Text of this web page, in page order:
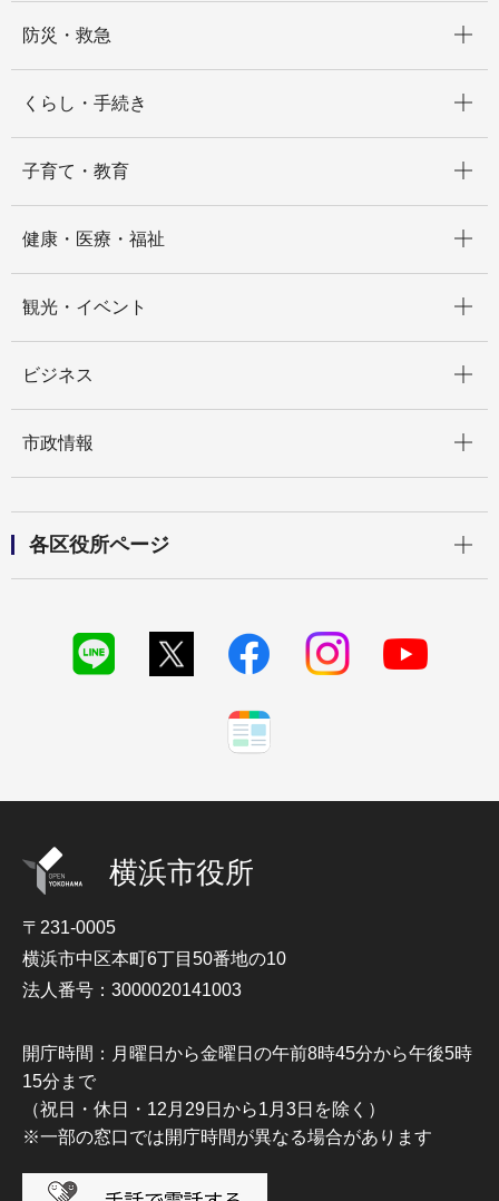
防災・救急
くらし・手続き
子育て・教育
健康・医療・福祉
観光・イベント
ビジネス
市政情報
各区役所ページ
横浜市役所
〒231-0005
横浜市中区本町6丁目50番地の10
法人番号：3000020141003
開庁時間：月曜日から金曜日の午前8時45分から午後5時
15分まで
（祝日・休日・12月29日から1月3日を除く）
※一部の窓口では開庁時間が異なる場合があります